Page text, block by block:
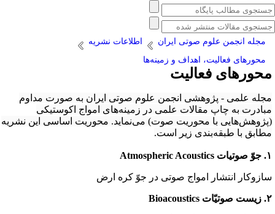
مجله انجمن علوم صوتی ایران
اطلاعات نشریه
محورهای فعالیت، اهداف و زمینه‌ها
فعالیت
علمی - پژوهشی انجمن علوم صوتی ایران به صورت مداوم
به چاپ مقالات علمی در زمینه‌های امواج اکوستیکی
با محوریت صوت) می‌نماید. محوریت اساسی این نشریه
با طبقه‌بندی زیر است.
انتشار امواج صوتی در جوّ کره ارض